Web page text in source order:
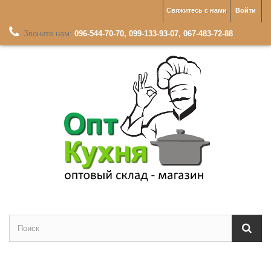
Войти
Свяжитесь с нами
Звоните нам: 096-544-70-70, 099-133-93-07, 067-483-72-88